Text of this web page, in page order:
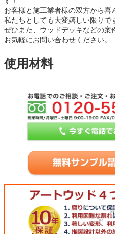
お客様と施工業者様の双方から喜
私たちとしても大変嬉しい限りで
ぜひまた、ウッドデッキなどの案
お気軽にお問い合わせください。
使用材料